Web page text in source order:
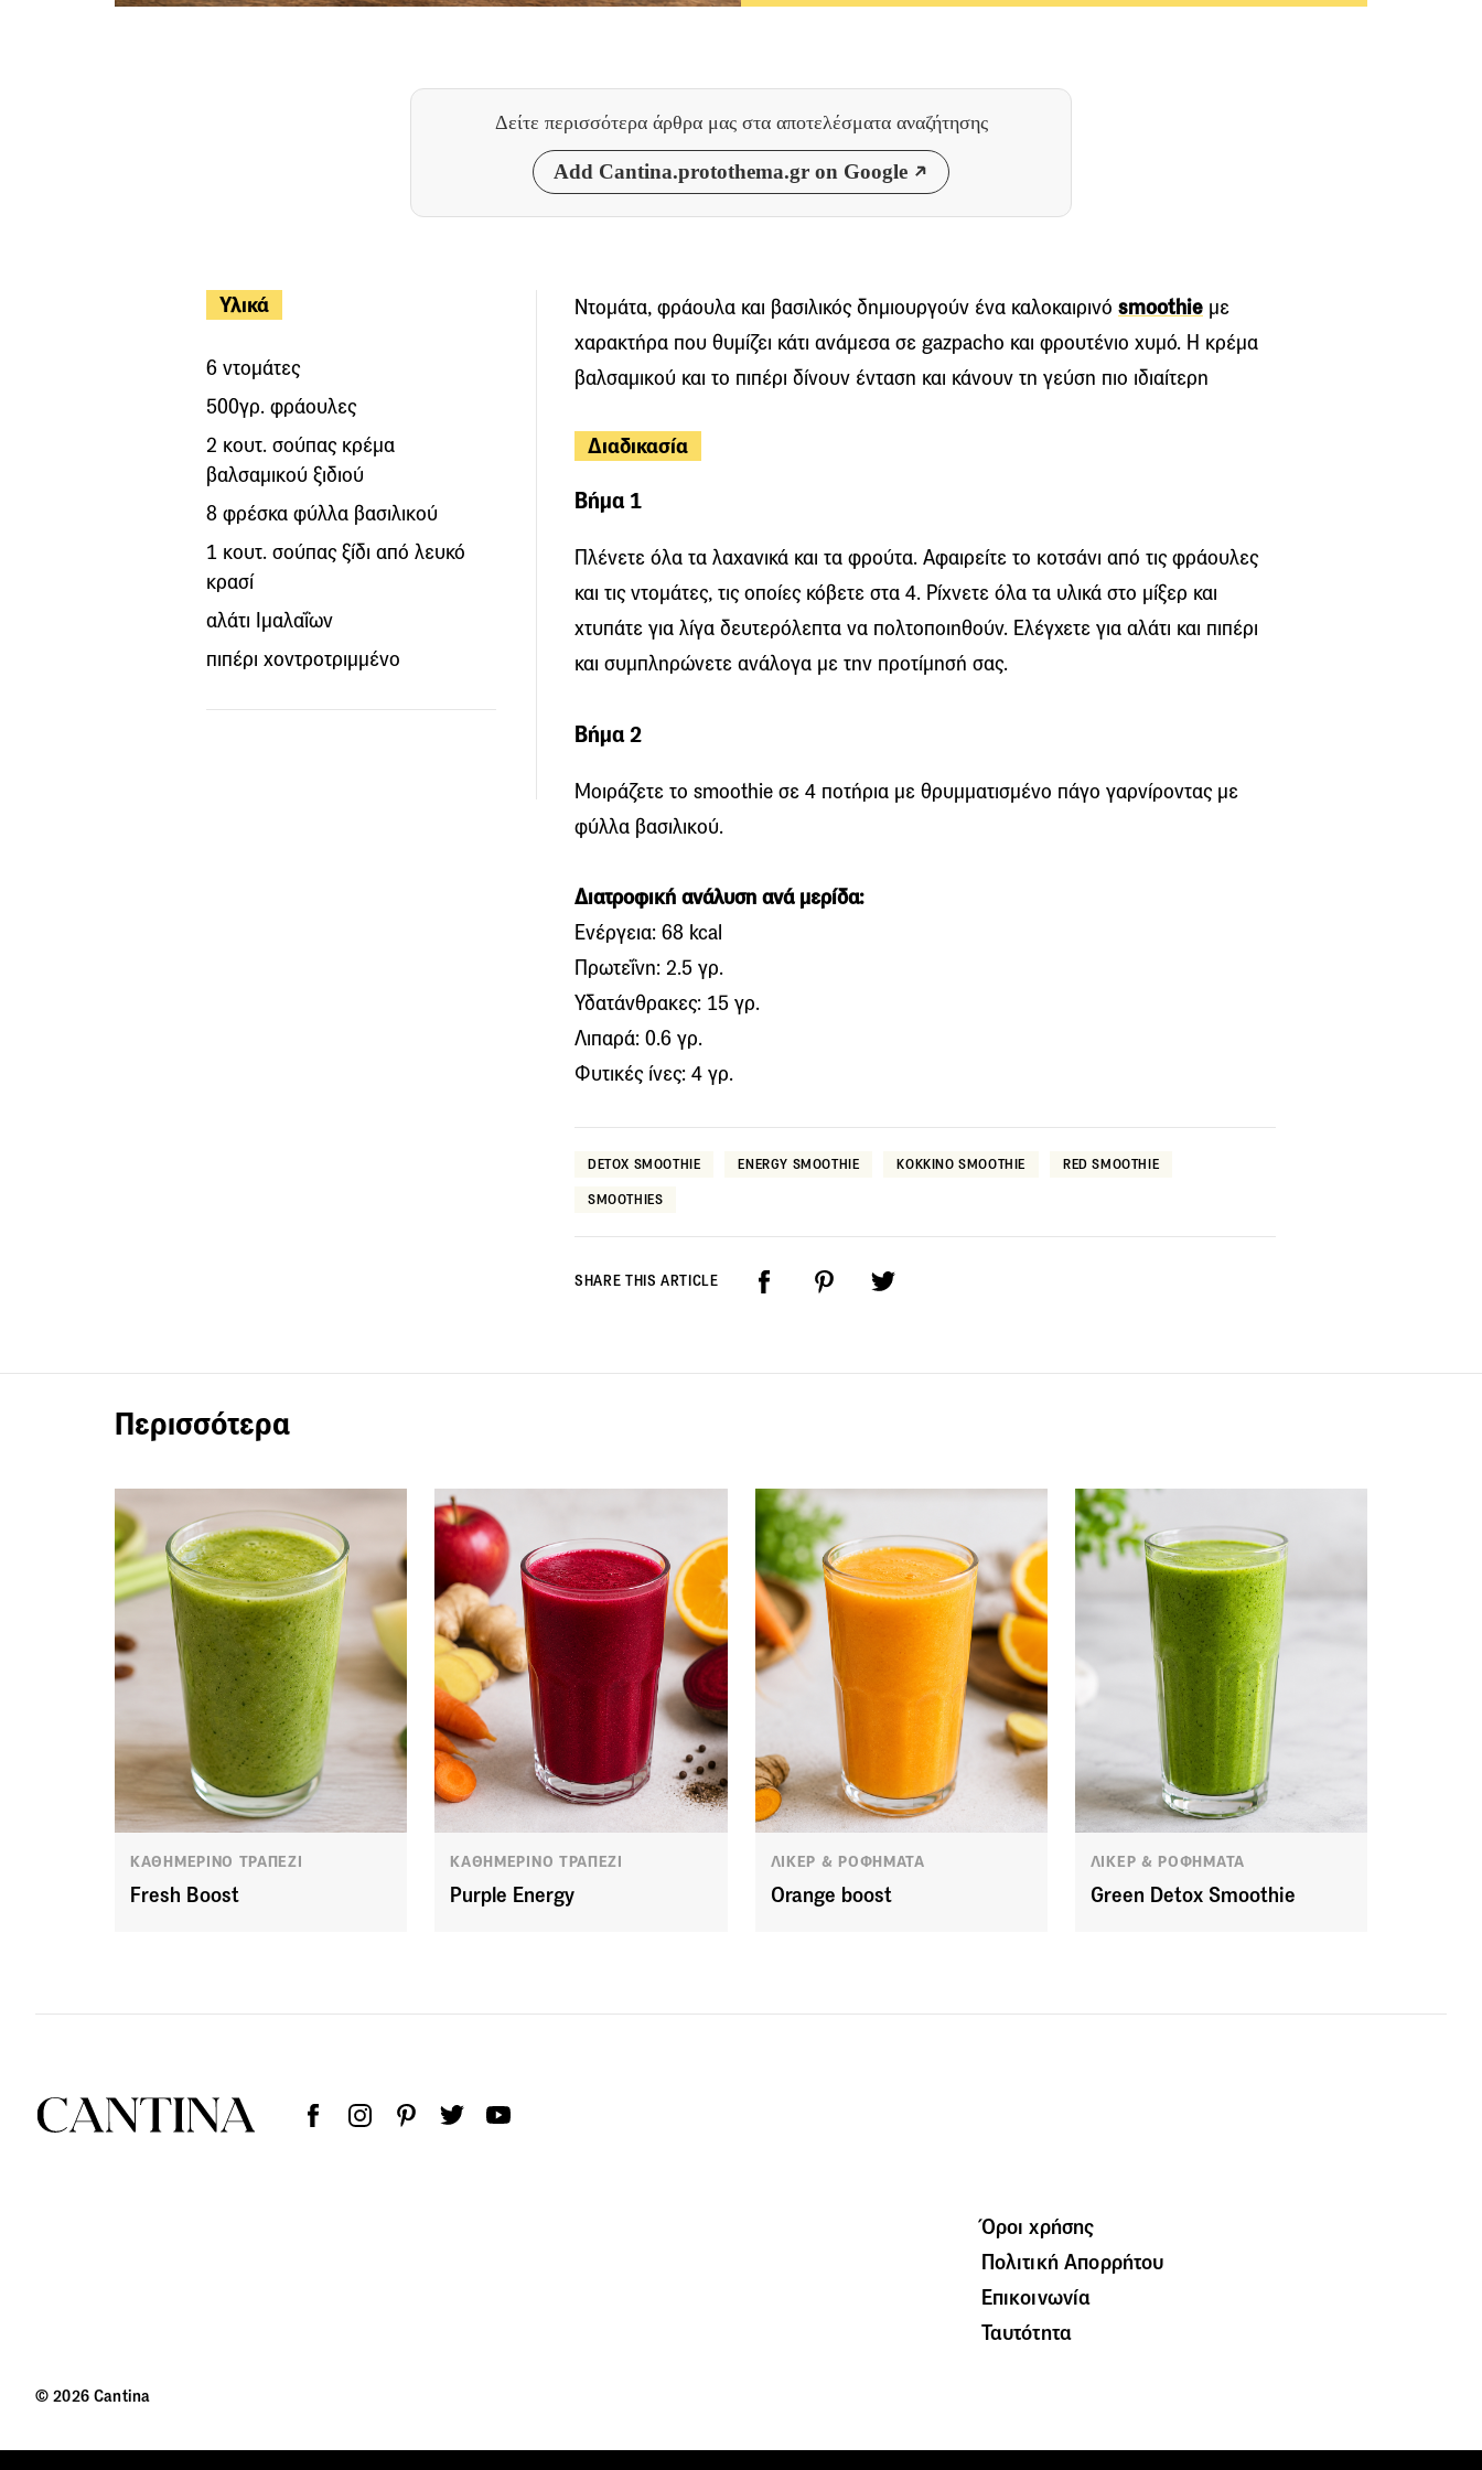
Δείτε περισσότερα άρθρα μας στα αποτελέσματα αναζήτησης
Add Cantina.protothema.gr on Google
Υλικά
6 ντομάτες
500γρ. φράουλες
2 κουτ. σούπας κρέμα
βαλσαμικού ξιδιού
8 φρέσκα φύλλα βασιλικού
1 κουτ. σούπας ξίδι από λευκό
κρασί
αλάτι Ιμαλαΐων
πιπέρι χοντροτριμμένο
Ντομάτα, φράουλα και βασιλικός δημιουργούν ένα καλοκαιρινό smoothie με
χαρακτήρα που θυμίζει κάτι ανάμεσα σε gazpacho και φρουτένιο χυμό. Η κρέμα
βαλσαμικού και το πιπέρι δίνουν ένταση και κάνουν τη γεύση πιο ιδιαίτερη
Διαδικασία
Βήμα 1
Πλένετε όλα τα λαχανικά και τα φρούτα. Αφαιρείτε το κοτσάνι από τις φράουλες
και τις ντομάτες, τις οποίες κόβετε στα 4. Ρίχνετε όλα τα υλικά στο μίξερ και
χτυπάτε για λίγα δευτερόλεπτα να πολτοποιηθούν. Ελέγχετε για αλάτι και πιπέρι
και συμπληρώνετε ανάλογα με την προτίμησή σας.
Βήμα 2
Μοιράζετε το smoothie σε 4 ποτήρια με θρυμματισμένο πάγο γαρνίροντας με
φύλλα βασιλικού.
Διατροφική ανάλυση ανά μερίδα:
Ενέργεια: 68 kcal
Πρωτεΐνη: 2.5 γρ.
Υδατάνθρακες: 15 γρ.
Λιπαρά: 0.6 γρ.
Φυτικές ίνες: 4 γρ.
DETOX SMOOTHIE ENERGY SMOOTHIE KΟΚΚΙΝΟ SMOOTHIE RED SMOOTHIE
SMOOTHIES
SHARE THIS ARTICLE
Περισσότερα
ΚΑΘΗΜΕΡΙΝΟ ΤΡΑΠΕΖΙ
Fresh Boost
ΚΑΘΗΜΕΡΙΝΟ ΤΡΑΠΕΖΙ
Purple Energy
ΛΙΚΕΡ & ΡΟΦΗΜΑΤΑ
Orange boost
ΛΙΚΕΡ & ΡΟΦΗΜΑΤΑ
Green Detox Smoothie
Όροι χρήσης
Πολιτική Απορρήτου
Επικοινωνία
Ταυτότητα
© 2026 Cantina